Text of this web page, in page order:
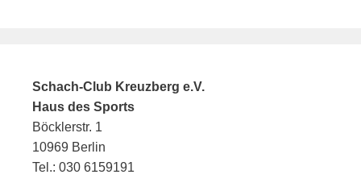
Schach-Club Kreuzberg e.V.
Haus des Sports
Böcklerstr. 1
10969 Berlin
Tel.: 030 6159191